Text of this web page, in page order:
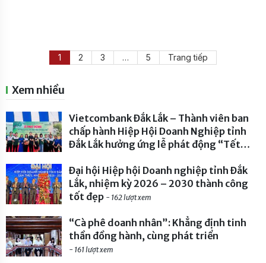
1 2 3 … 5 Trang tiếp
Xem nhiều
Vietcombank Đắk Lắk – Thành viên ban
chấp hành Hiệp Hội Doanh Nghiệp tỉnh
Đắk Lắk hưởng ứng lễ phát động “Tết
2026- 227 lượt xem
Đại hội Hiệp hội Doanh nghiệp tỉnh Đắk
Lắk, nhiệm kỳ 2026 – 2030 thành công
tốt đẹp - 162 lượt xem
“Cà phê doanh nhân”: Khẳng định tinh
thần đồng hành, cùng phát triển
- 161 lượt xem